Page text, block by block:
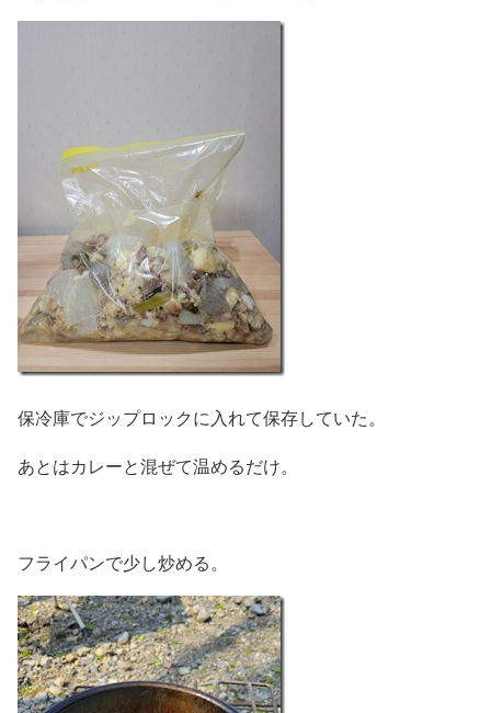
保冷庫でジップロックに入れて保存していた。
あとはカレーと混ぜて温めるだけ。
フライパンで少し炒める。